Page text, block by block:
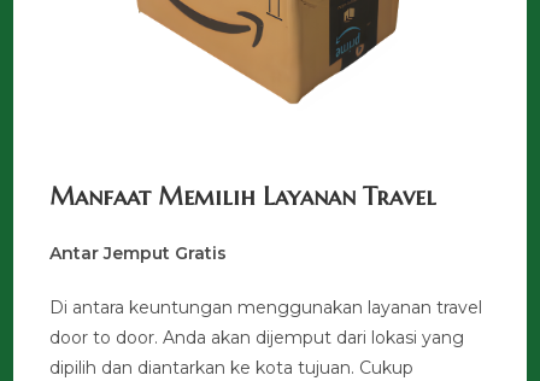
Manfaat Memilih Layanan Travel
Antar Jemput Gratis
Di antara keuntungan menggunakan layanan travel
door to door. Anda akan dijemput dari lokasi yang
dipilih dan diantarkan ke kota tujuan. Cukup